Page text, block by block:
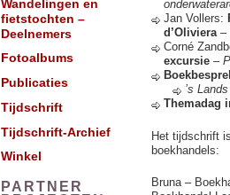
Jan Vollers:
d’Oliviera–
Corné
excursie–
’s
Themadag
Het tijdschrift
boekhandels:
Bruna –
Wandelingen en
fietstochten –
Deelnemers
Fotoalbums
Publicaties
Tijdschrift
Tijdschrift-Archief
Winkel
PARTNER